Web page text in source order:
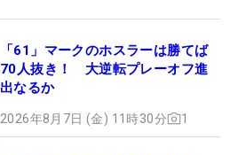
「61」マークのホスラーは勝てば
70人抜き！ 大逆転プレーオフ進
出なるか
2026年8月7日 (金) 11時30分 1